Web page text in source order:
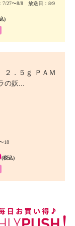
7/27〜8/8 放送日：8/9
)
．５ｇ ＰＡＭ
の妖...
18
(税込)